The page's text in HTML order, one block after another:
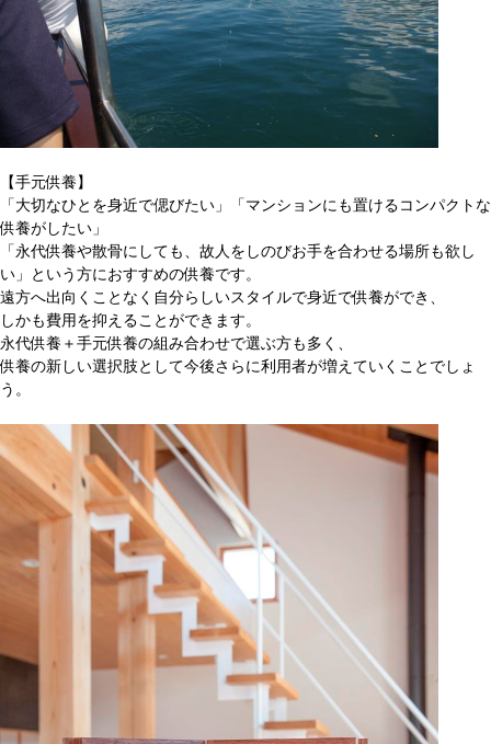
【手元供養】
「大切なひとを身近で偲びたい」「マンションにも置けるコンパクトな
供養がしたい」
「永代供養や散骨にしても、故人をしのびお手を合わせる場所も欲し
い」という方におすすめの供養です。
遠方へ出向くことなく自分らしいスタイルで身近で供養ができ、
しかも費用を抑えることができます。
永代供養＋手元供養の組み合わせで選ぶ方も多く、
供養の新しい選択肢として今後さらに利用者が増えていくことでしょ
う。